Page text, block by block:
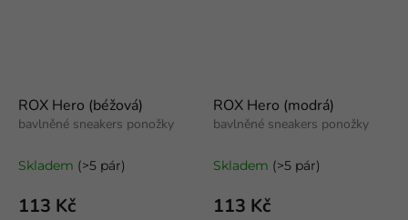
ROX Hero (béžová)
bavlněné sneakers ponožky
Skladem (>5 pár)
113 Kč
ROX Hero (modrá)
bavlněné sneakers ponožky
Skladem (>5 pár)
113 Kč